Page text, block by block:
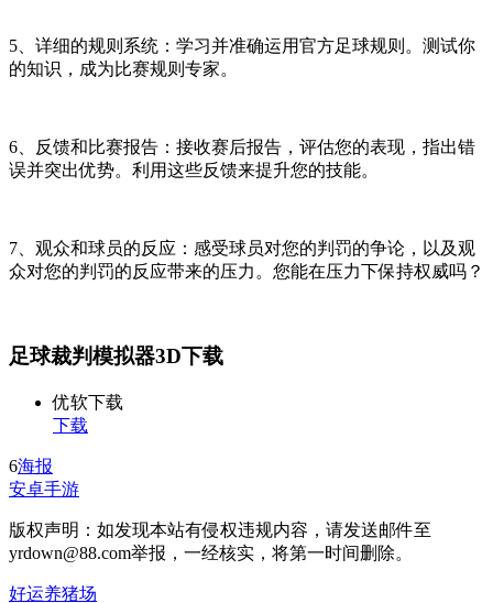
5、详细的规则系统：学习并准确运用官方足球规则。测试你
的知识，成为比赛规则专家。
6、反馈和比赛报告：接收赛后报告，评估您的表现，指出错
误并突出优势。利用这些反馈来提升您的技能。
7、观众和球员的反应：感受球员对您的判罚的争论，以及观
众对您的判罚的反应带来的压力。您能在压力下保持权威吗？
足球裁判模拟器3D下载
优软下载
下载
6海报
安卓手游
版权声明：如发现本站有侵权违规内容，请发送邮件至
yrdown@88.com举报，一经核实，将第一时间删除。
好运养猪场